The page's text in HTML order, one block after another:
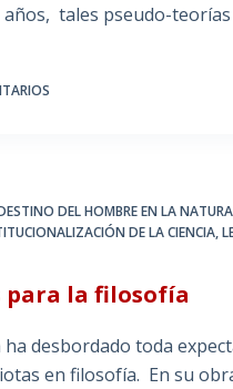
tales pseudo-
DEL HOMBRE EN LA
DE LA CIENCIA,
para la filosofía
desbordado toda
en filosofía. En su